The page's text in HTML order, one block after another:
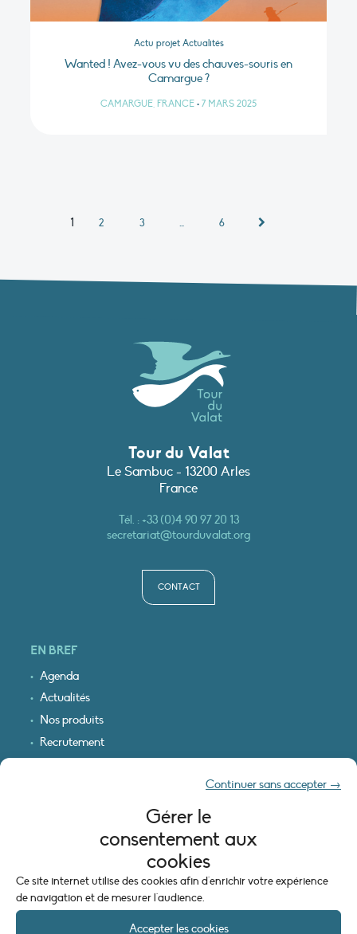
Gérer le
consentement aux
cookies
Ce site internet utilise des cookies afin d'enrichir votre expérience
de navigation et de mesurer l'audience.
Accepter les cookies
Continuer sans accepter →
Actu projet Actualités
Wanted ! Avez-vous vu des chauves-souris en
Camargue ?
CAMARGUE, FRANCE • 7 MARS 2025
1 2 3 … 6
Tour du Valat
Le Sambuc - 13200 Arles
France
Tél. :+33 (0)4 90 97 20 13
secretariat@tourduvalat.org
CONTACT
EN BREF
Agenda
Actualités
Nos produits
Recrutement
INFORMATIONS LÉGALES
Mentions légales
Politique de cookies (UE)